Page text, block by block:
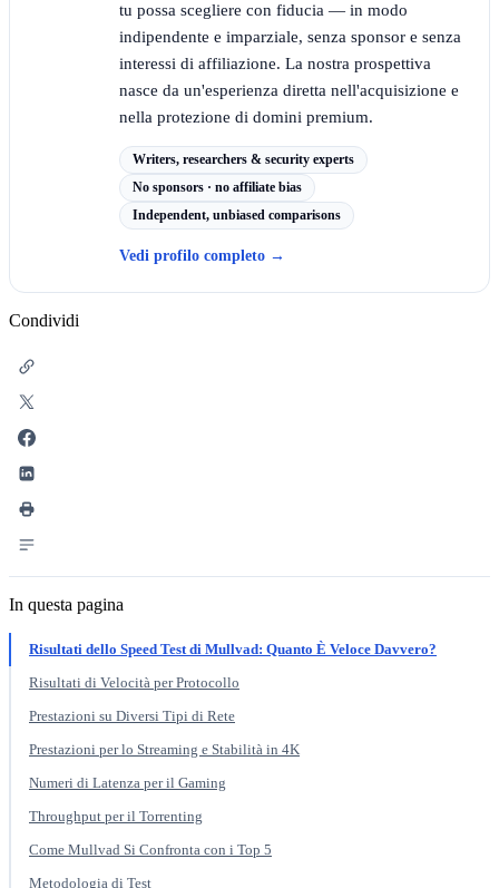
tu possa scegliere con fiducia — in modo
indipendente e imparziale, senza sponsor e senza
interessi di affiliazione. La nostra prospettiva
nasce da un'esperienza diretta nell'acquisizione e
nella protezione di domini premium.
Writers, researchers & security experts
No sponsors · no affiliate bias
Independent, unbiased comparisons
Vedi profilo completo →
Condividi
In questa pagina
Risultati dello Speed Test di Mullvad: Quanto È Veloce Davvero?
Risultati di Velocità per Protocollo
Prestazioni su Diversi Tipi di Rete
Prestazioni per lo Streaming e Stabilità in 4K
Numeri di Latenza per il Gaming
Throughput per il Torrenting
Come Mullvad Si Confronta con i Top 5
Metodologia di Test